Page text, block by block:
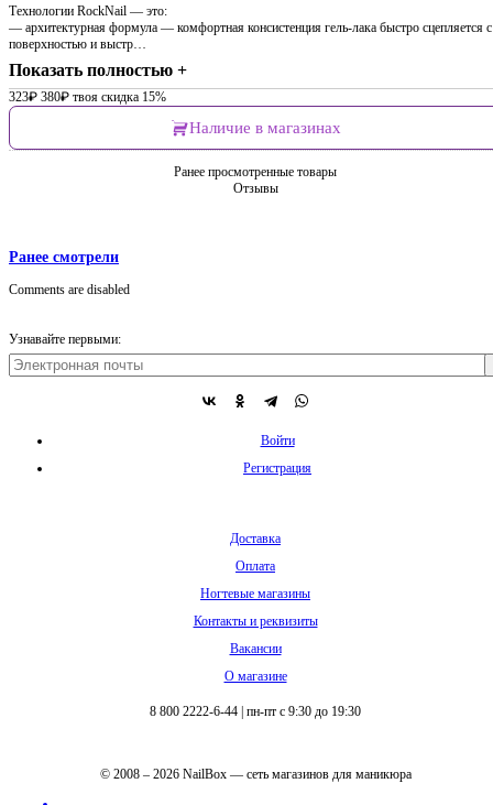
Технологии RockNail — это:
— архитектурная формула — комфортная консистенция гель-лака быстро сцепляется с
поверхностью и выстр…
Показать полностью +
323₽ 380₽ твоя скидка 15%
Наличие в магазинах
Ранее просмотренные товары
Отзывы
Ранее смотрели
Comments are disabled
Узнавайте первыми:
Войти
Регистрация
Доставка
Оплата
Ногтевые магазины
Контакты и реквизиты
Вакансии
О магазине
8 800 2222-6-44 пн-пт с 9:30 до 19:30
© 2008 – 2026 NailBox — сеть магазинов для маникюра